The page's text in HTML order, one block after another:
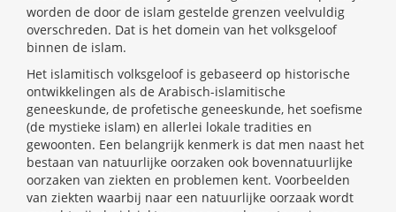
worden de door de islam gestelde grenzen veelvuldig
overschreden. Dat is het domein van het volksgeloof
binnen de islam.
Het islamitisch volksgeloof is gebaseerd op historische
ontwikkelingen als de Arabisch-islamitische
geneeskunde, de profetische geneeskunde, het soefisme
(de mystieke islam) en allerlei lokale tradities en
gewoonten. Een belangrijk kenmerk is dat men naast het
bestaan van natuurlijke oorzaken ook bovennatuurlijke
oorzaken van ziekten en problemen kent. Voorbeelden
van ziekten waarbij naar een natuurlijke oorzaak wordt